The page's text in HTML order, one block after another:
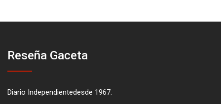
Reseña Gaceta
Diario Independientedesde 1967.